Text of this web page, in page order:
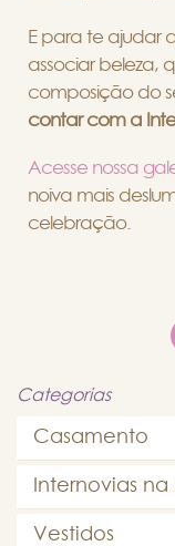
E para te ajudar
associar beleza,
composição do
contar com a
Acesse nossa
noiva mais
celebração.
Categorias
Casamento
Internovias
Vestidos